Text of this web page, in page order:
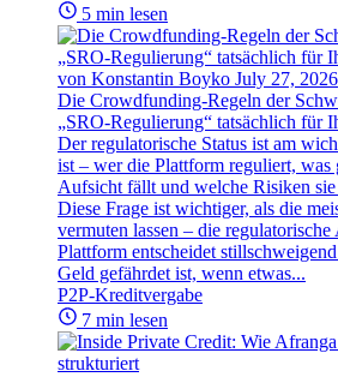
5 min lesen
von Konstantin Boyko July 27, 2026
Die Crowdfunding-Regeln der
„SRO-Regulierung“ tatsächlich für
Der regulatorische Status ist am
ist – wer die Plattform reguliert, was
Aufsicht fällt und welche Risiken sie
Diese Frage ist wichtiger, als die
vermuten lassen – die
Plattform entscheidet
Geld gefährdet ist, wenn etwas...
P2P-Kreditvergabe
7 min lesen